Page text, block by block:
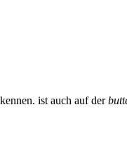
ist auch auf der